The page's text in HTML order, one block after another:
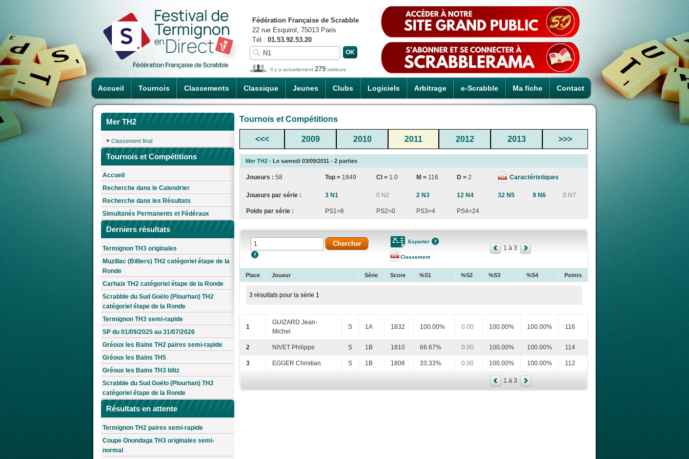
Accueil Tournois Classements Classique Jeunes Clubs Logiciels Arbitrage e-Scrabble Ma fiche Contact
Fédération Française de Scrabble
22 rue Esquirol, 75013 Paris
Tél : 01.53.92.53.20
Il y a actuellement 279 visiteurs
Mer TH2
Classement final
Tournois et Compétitions
Accueil
Recherche dans le Calendrier
Recherche dans les Résultats
Simultanés Permanents et Fédéraux
Derniers résultats
Termignon TH3 originales
Muzillac (Billiers) TH2 catégoriel étape de la
Ronde
Carhaix TH2 catégoriel étape de la Ronde
Scrabble du Sud Goëlo (Plourhan) TH2
catégoriel étape de la Ronde
Termignon TH3 semi-rapide
SP du 01/09/2025 au 31/07/2026
Gréoux les Bains TH2 paires semi-rapide
Gréoux les Bains TH5
Gréoux les Bains TH3 blitz
Scrabble du Sud Goëlo (Plourhan) TH2
catégoriel étape de la Ronde
Résultats en attente
Termignon TH2 paires semi-rapide
Coupe Onondaga TH3 originales semi-
normal
Tournois et Compétitions
<<< 2009 2010 2011 2012 2013 >>>
Mer TH2 - Le samedi 03/09/2011 - 2 parties
Joueurs : 58 Top = 1849 CI = 1.0 M = 116 D = 2 Caractéristiques
Joueurs par série : 3 N1 0 N2 2 N3 12 N4 32 N5 9 N6 0 N7
Poids par série : PS1=6 PS2=0 PS3=4 PS4=24
Exporter
Classement
1 à 3
Place Joueur Série Score %S1 %S2 %S3 %S4 Points
3 résultats pour la série 1
1
GUIZARD Jean-
Michel
S 1A 1832 100.00% 0.00 100.00% 100.00% 116
2 NIVET Philippe S 1B 1810 66.67% 0.00 100.00% 100.00% 114
3 EGGER Christian S 1B 1808 33.33% 0.00 100.00% 100.00% 112
1 à 3